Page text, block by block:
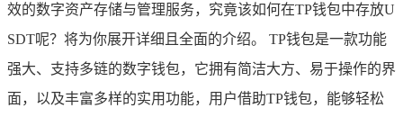
效的数字资产存储与管理服务，究竟该如何在TP钱包中存放U
SDT呢？将为你展开详细且全面的介绍。 TP钱包是一款功能
强大、支持多链的数字钱包，它拥有简洁大方、易于操作的界
面，以及丰富多样的实用功能，用户借助TP钱包，能够轻松